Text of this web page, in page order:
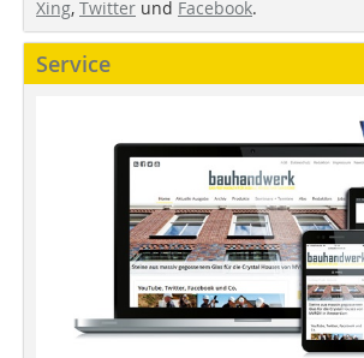
Xing, Twitter und Facebook.
Service